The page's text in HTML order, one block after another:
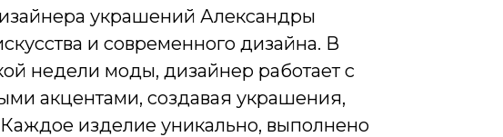
украшений Александры
и современного дизайна. В
недели моды, дизайнер работает с
акцентами, создавая украшения,
изделие уникально, выполнено